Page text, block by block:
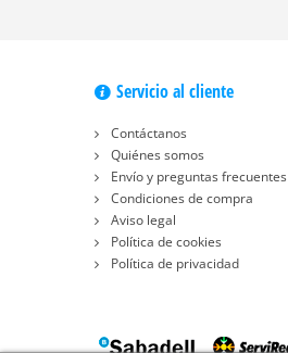
Servicio al cliente
Contáctanos
Quiénes somos
Envío y preguntas frecuentes
Condiciones de compra
Aviso legal
Política de cookies
Política de privacidad